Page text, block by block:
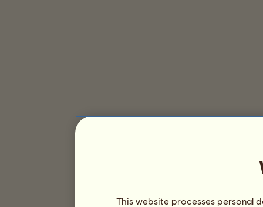
This website processes personal